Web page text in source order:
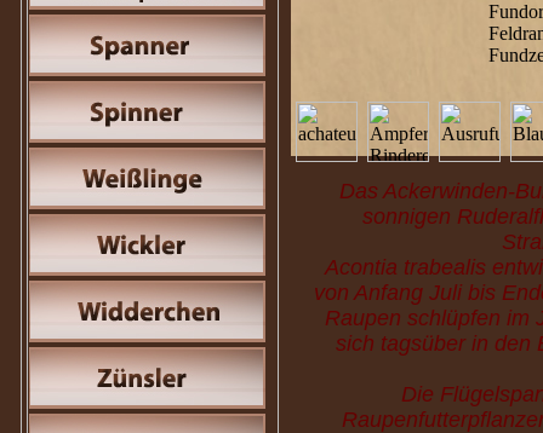
Das Ackerwinden-
sonnigen
Acontia trabealis
von Anfang Juli bis
Raupen schlüpfen im
sich tagsüber in den
Die